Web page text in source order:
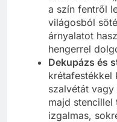
a szín fentről
világosból
árnyalatot
hengerrel
Dekupázs és
krétafestékkel
szalvétát
majd stencillel
izgalmas,